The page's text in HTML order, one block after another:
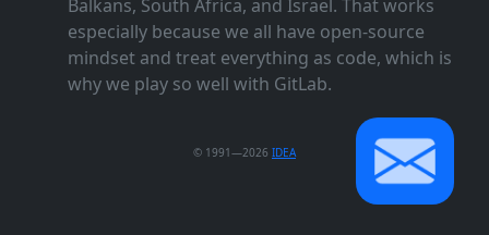
Balkans, South Africa, and Israel. That works
especially because we all have open‑source
mindset and treat everything as code, which is
why we play so well with GitLab.
© 1991—2026 IDEA